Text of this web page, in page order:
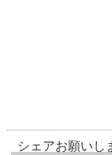
シェアお願いし